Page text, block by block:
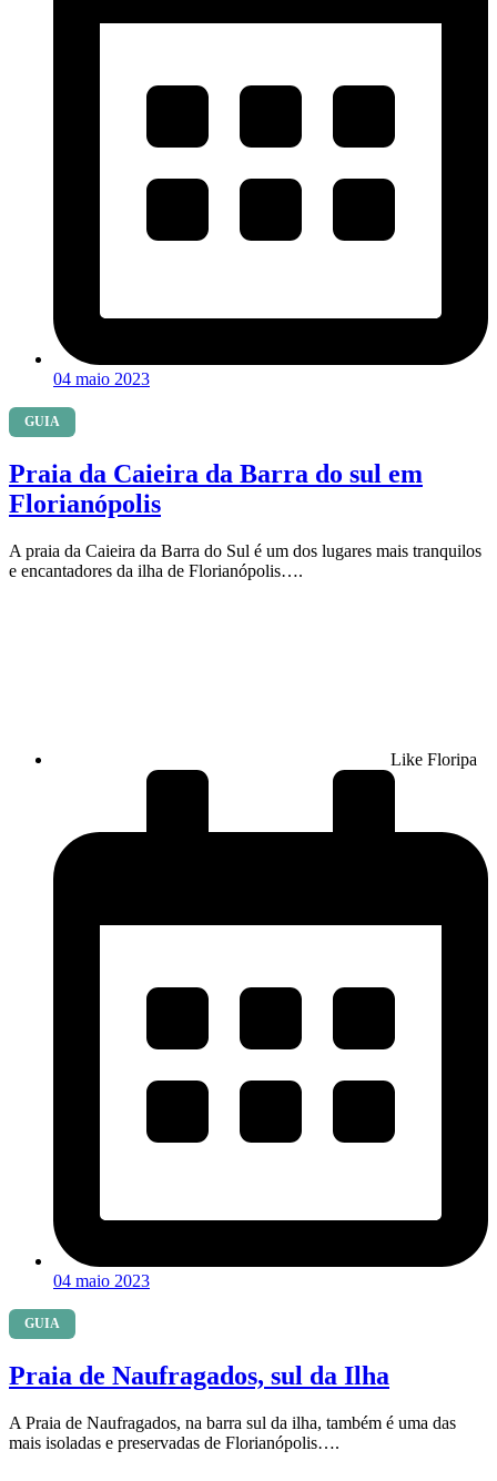
04 maio 2023
GUIA
Praia da Caieira da Barra do sul em
Florianópolis
A praia da Caieira da Barra do Sul é um dos lugares mais tranquilos
e encantadores da ilha de Florianópolis….
Like Floripa
04 maio 2023
GUIA
Praia de Naufragados, sul da Ilha
A Praia de Naufragados, na barra sul da ilha, também é uma das
mais isoladas e preservadas de Florianópolis….